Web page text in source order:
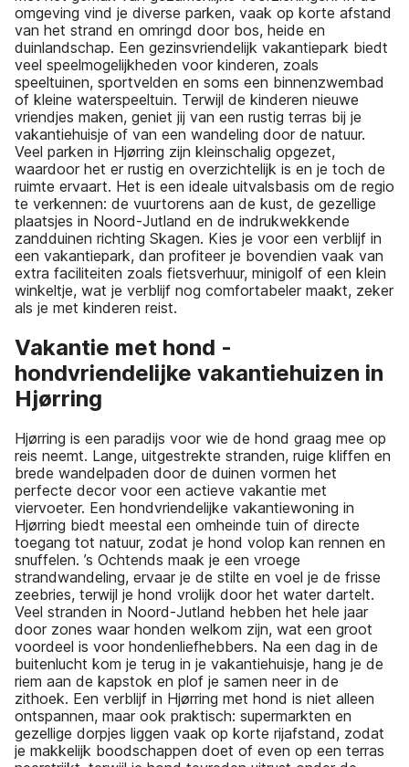
omgeving vind je diverse parken, vaak op korte afstand
van het strand en omringd door bos, heide en
duinlandschap. Een gezinsvriendelijk vakantiepark biedt
veel speelmogelijkheden voor kinderen, zoals
speeltuinen, sportvelden en soms een binnenzwembad
of kleine waterspeeltuin. Terwijl de kinderen nieuwe
vriendjes maken, geniet jij van een rustig terras bij je
vakantiehuisje of van een wandeling door de natuur.
Veel parken in Hjørring zijn kleinschalig opgezet,
waardoor het er rustig en overzichtelijk is en je toch de
ruimte ervaart. Het is een ideale uitvalsbasis om de regio
te verkennen: de vuurtorens aan de kust, de gezellige
plaatsjes in Noord-Jutland en de indrukwekkende
zandduinen richting Skagen. Kies je voor een verblijf in
een vakantiepark, dan profiteer je bovendien vaak van
extra faciliteiten zoals fietsverhuur, minigolf of een klein
winkeltje, wat je verblijf nog comfortabeler maakt, zeker
als je met kinderen reist.
Vakantie met hond -
hondvriendelijke vakantiehuizen in
Hjørring
Hjørring is een paradijs voor wie de hond graag mee op
reis neemt. Lange, uitgestrekte stranden, ruige kliffen en
brede wandelpaden door de duinen vormen het
perfecte decor voor een actieve vakantie met
viervoeter. Een hondvriendelijke vakantiewoning in
Hjørring biedt meestal een omheinde tuin of directe
toegang tot natuur, zodat je hond volop kan rennen en
snuffelen. ’s Ochtends maak je een vroege
strandwandeling, ervaar je de stilte en voel je de frisse
zeebries, terwijl je hond vrolijk door het water dartelt.
Veel stranden in Noord-Jutland hebben het hele jaar
door zones waar honden welkom zijn, wat een groot
voordeel is voor hondenliefhebbers. Na een dag in de
buitenlucht kom je terug in je vakantiehuisje, hang je de
riem aan de kapstok en plof je samen neer in de
zithoek. Een verblijf in Hjørring met hond is niet alleen
ontspannen, maar ook praktisch: supermarkten en
gezellige dorpjes liggen vaak op korte rijafstand, zodat
je makkelijk boodschappen doet of even op een terras